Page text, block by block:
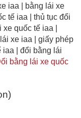
iaa | bằng lái xe
tế iaa | thủ tục đổi
quốc tế iaa |
xe iaa | giấy phép
iaa | đổi bằng lái
bằng lái xe quốc